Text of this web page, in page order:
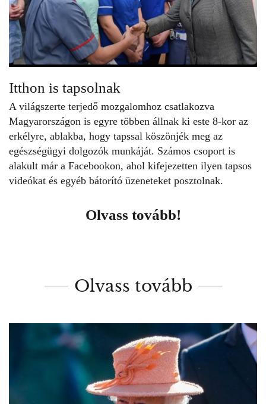
Itthon is tapsolnak
A világszerte terjedő mozgalomhoz csatlakozva
Magyarországon is egyre többen állnak ki este 8-kor az
erkélyre, ablakba, hogy tapssal köszönjék meg az
egészségügyi dolgozók munkáját. Számos csoport is
alakult már a Facebookon, ahol kifejezetten ilyen tapsos
videókat és egyéb bátorító üzeneteket posztolnak.
Olvass tovább!
Olvass tovább